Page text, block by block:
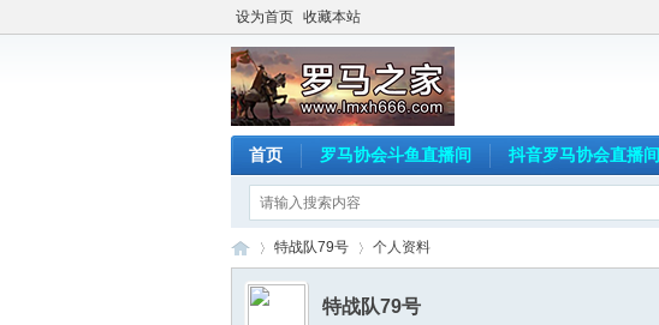
设为首页 收藏本站
首页 罗马协会斗鱼直播间 抖音罗马协会直播间
特战队79号 个人资料
特战队79号